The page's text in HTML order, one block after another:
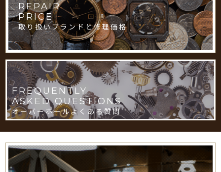
REPAIR
PRICE
取り扱いブランドと修理価格
FREQUENTLY
ASKED QUESTIONS
オーバーホールよくある質問